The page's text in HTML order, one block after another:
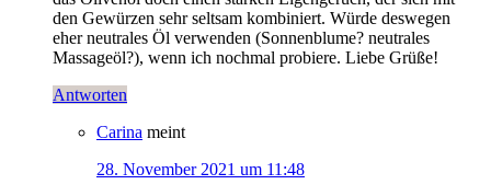
den Gewürzen sehr seltsam kombiniert. Würde deswegen
eher neutrales Öl verwenden (Sonnenblume? neutrales
Massageöl?), wenn ich nochmal probiere. Liebe Grüße!
Antworten
Carina meint
28. November 2021 um 11:48